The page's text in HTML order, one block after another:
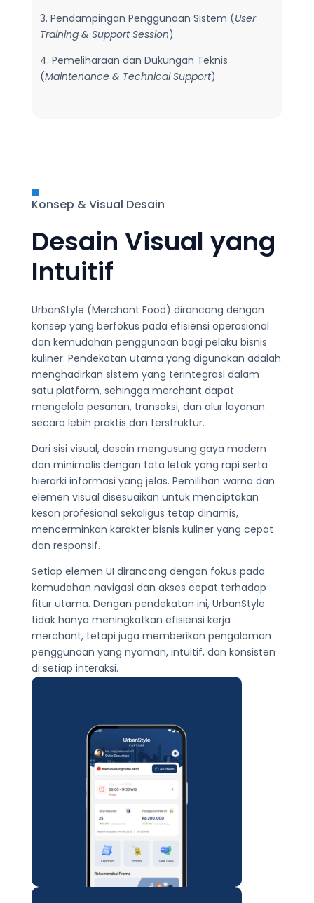
3. Pendampingan Penggunaan Sistem (User
Training & Support Session)
4. Pemeliharaan dan Dukungan Teknis
(Maintenance & Technical Support)
Konsep & Visual Desain
Desain Visual yang
Intuitif
UrbanStyle (Merchant Food) dirancang dengan
konsep yang berfokus pada efisiensi operasional
dan kemudahan penggunaan bagi pelaku bisnis
kuliner. Pendekatan utama yang digunakan adalah
menghadirkan sistem yang terintegrasi dalam
satu platform, sehingga merchant dapat
mengelola pesanan, transaksi, dan alur layanan
secara lebih praktis dan terstruktur.
Dari sisi visual, desain mengusung gaya modern
dan minimalis dengan tata letak yang rapi serta
hierarki informasi yang jelas. Pemilihan warna dan
elemen visual disesuaikan untuk menciptakan
kesan profesional sekaligus tetap dinamis,
mencerminkan karakter bisnis kuliner yang cepat
dan responsif.
Setiap elemen UI dirancang dengan fokus pada
kemudahan navigasi dan akses cepat terhadap
fitur utama. Dengan pendekatan ini, UrbanStyle
tidak hanya meningkatkan efisiensi kerja
merchant, tetapi juga memberikan pengalaman
penggunaan yang nyaman, intuitif, dan konsisten
di setiap interaksi.